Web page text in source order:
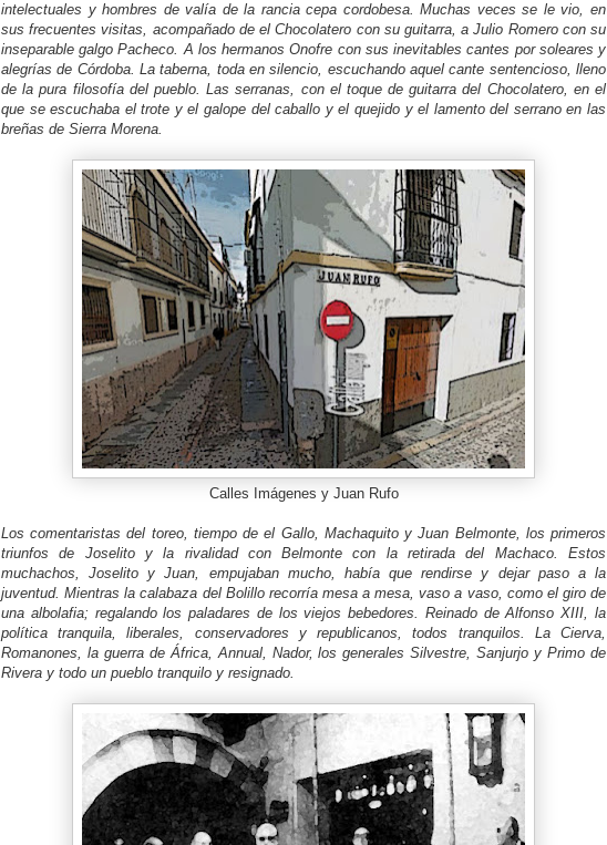
intelectuales y hombres de valía de la rancia cepa cordobesa. Muchas veces se le vio, en
sus frecuentes visitas, acompañado de el Chocolatero con su guitarra, a Julio Romero con su
inseparable galgo Pacheco. A los hermanos Onofre con sus inevitables cantes por soleares y
alegrías de Córdoba. La taberna, toda en silencio, escuchando aquel cante sentencioso, lleno
de la pura filosofía del pueblo. Las serranas, con el toque de guitarra del Chocolatero, en el
que se escuchaba el trote y el galope del caballo y el quejido y el lamento del serrano en las
breñas de Sierra Morena.
Calles Imágenes y Juan Rufo
Los comentaristas del toreo, tiempo de el Gallo, Machaquito y Juan Belmonte, los primeros
triunfos de Joselito y la rivalidad con Belmonte con la retirada del Machaco. Estos
muchachos, Joselito y Juan, empujaban mucho, había que rendirse y dejar paso a la
juventud. Mientras la calabaza del Bolillo recorría mesa a mesa, vaso a vaso, como el giro de
una albolafia; regalando los paladares de los viejos bebedores. Reinado de Alfonso XIII, la
política tranquila, liberales, conservadores y republicanos, todos tranquilos. La Cierva,
Romanones, la guerra de África, Annual, Nador, los generales Silvestre, Sanjurjo y Primo de
Rivera y todo un pueblo tranquilo y resignado.